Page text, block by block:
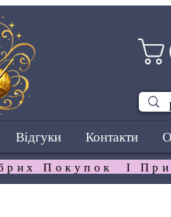
Відгуки Контакти
Покупок  І